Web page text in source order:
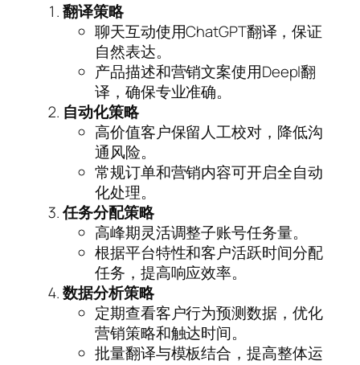
翻译策略
聊天互动使用ChatGPT翻译，保证
自然表达。
产品描述和营销文案使用Deepl翻
译，确保专业准确。
自动化策略
高价值客户保留人工校对，降低沟
通风险。
常规订单和营销内容可开启全自动
化处理。
任务分配策略
高峰期灵活调整子账号任务量。
根据平台特性和客户活跃时间分配
任务，提高响应效率。
数据分析策略
定期查看客户行为预测数据，优化
营销策略和触达时间。
批量翻译与模板结合，提高整体运